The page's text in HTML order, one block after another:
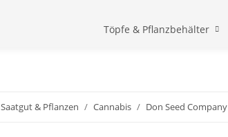
Töpfe & Pflanzbehälter
Saatgut & Pflanzen Cannabis Don Seed Company